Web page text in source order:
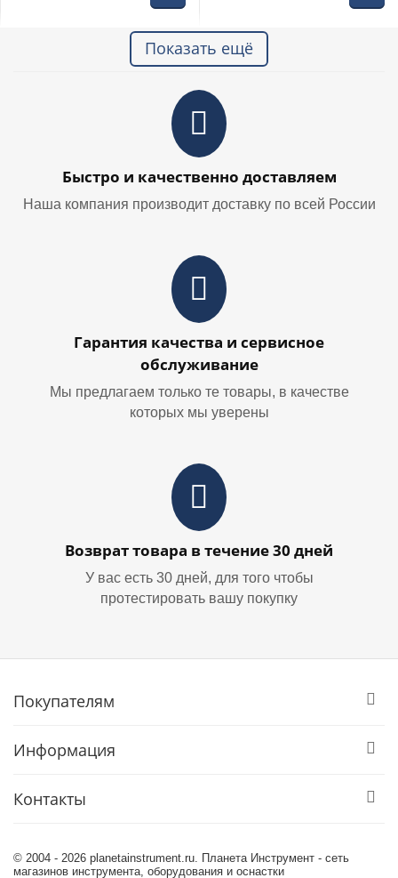
Показать ещё
Быстро и качественно доставляем
Наша компания производит доставку по всей России
Гарантия качества и сервисное
обслуживание
Мы предлагаем только те товары, в качестве
которых мы уверены
Возврат товара в течение 30 дней
У вас есть 30 дней, для того чтобы
протестировать вашу покупку
Покупателям
Информация
Контакты
© 2004 - 2026 planetainstrument.ru. Планета Инструмент - сеть
магазинов инструмента, оборудования и оснастки